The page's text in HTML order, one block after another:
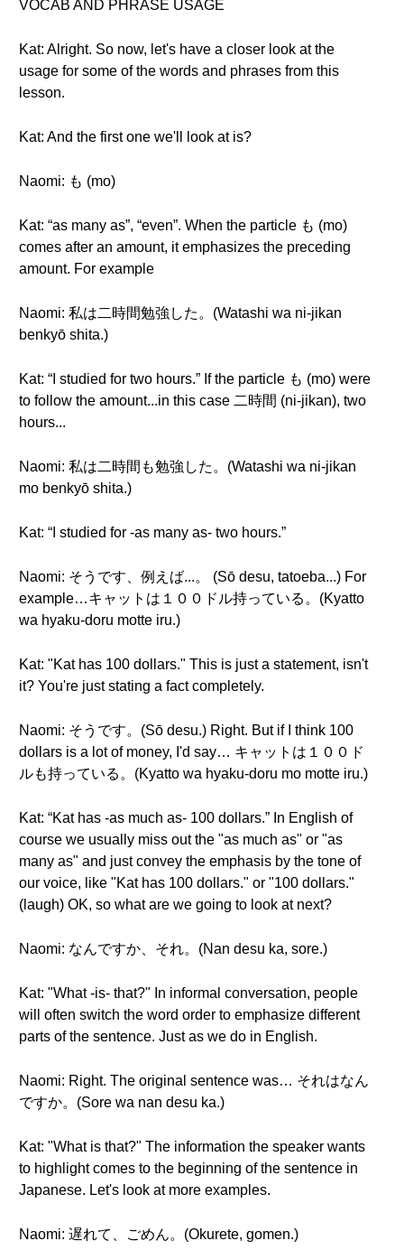
VOCAB AND PHRASE USAGE
Kat: Alright. So now, let's have a closer look at the
usage for some of the words and phrases from this
lesson.
Kat: And the first one we'll look at is?
Naomi: も (mo)
Kat: “as many as”, “even”. When the particle も (mo)
comes after an amount, it emphasizes the preceding
amount. For example
Naomi: 私は二時間勉強した。(Watashi wa ni-jikan
benkyō shita.)
Kat: “I studied for two hours.” If the particle も (mo) were
to follow the amount...in this case 二時間 (ni-jikan), two
hours...
Naomi: 私は二時間も勉強した。(Watashi wa ni-jikan
mo benkyō shita.)
Kat: “I studied for -as many as- two hours.”
Naomi: そうです、例えば...。 (Sō desu, tatoeba...) For
example…キャットは１００ドル持っている。(Kyatto
wa hyaku-doru motte iru.)
Kat: "Kat has 100 dollars." This is just a statement, isn't
it? You're just stating a fact completely.
Naomi: そうです。(Sō desu.) Right. But if I think 100
dollars is a lot of money, I'd say… キャットは１００ド
ルも持っている。(Kyatto wa hyaku-doru mo motte iru.)
Kat: “Kat has -as much as- 100 dollars.” In English of
course we usually miss out the "as much as" or "as
many as" and just convey the emphasis by the tone of
our voice, like "Kat has 100 dollars." or "100 dollars."
(laugh) OK, so what are we going to look at next?
Naomi: なんですか、それ。(Nan desu ka, sore.)
Kat: "What -is- that?" In informal conversation, people
will often switch the word order to emphasize different
parts of the sentence. Just as we do in English.
Naomi: Right. The original sentence was… それはなん
ですか。(Sore wa nan desu ka.)
Kat: "What is that?" The information the speaker wants
to highlight comes to the beginning of the sentence in
Japanese. Let's look at more examples.
Naomi: 遅れて、ごめん。(Okurete, gomen.)